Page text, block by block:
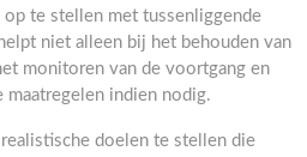
te stellen met tussenliggende
niet alleen bij het behouden van
monitoren van de voortgang en
maatregelen indien nodig.
doelen te stellen die